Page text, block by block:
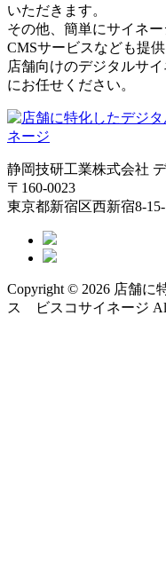
いただきます。
その他、簡単にサイネ
CMSサービスなども提供
店舗向けのデジタルサ
にお任せください。
静岡技研工業株式会社
〒160-0023
東京都新宿区西新宿8-
Copyright © 2026 店舗に
ス ビスコサイネージ All